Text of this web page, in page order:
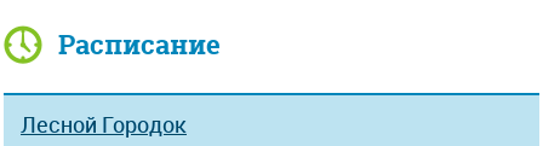
Расписание
Лесной Городок